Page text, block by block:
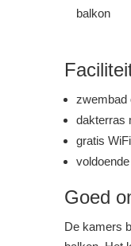
balkon
zwembad
dakterras
gratis WiFi
Goed
De kamers